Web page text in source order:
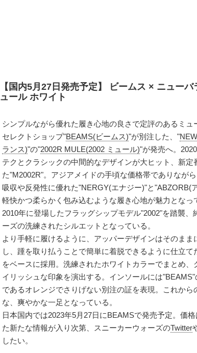
【国内5月27日発売予定】 ビームス × ニューバ
ュール ホワイト
シンプルながら優れた履き心地の良さで定評のあるミュ
セレクトショップ"BEAMS(ビームス)"が別注した、"
ランス)"の"2002R MULE(2002 ミュール)"が発売へ。
テクとクラシックの中間的なデザインが大ヒット、新定
た"M2002R"。アジアメイドの手頃な価格帯でありなが
吸収や反発性に優れた"NERGY(エナジー)"と"ABZORB(
軽快かつ柔らかく包み込むような履き心地が魅力となっ
2010年に登場したフラッグシップモデル"2002"を踏襲、
ーズの洗練されたシルエットとなっている。
より手軽に履けるように、アッパーデザインはそのまま
し、踵を取り払うことで簡単に着脱できるように仕立て
をベースに採用。洗練されたホワイトカラーでまとめ、
イリッシュな印象を演出する。インソールには
であるオレンジでさりげない別注の証を表現。これから
な、爽やかな一足となっている。
日本国内では2023年5月27日にBEAMSで発売予定。価
た新たな情報が入り次第、スニーカーウォーズのTwitter
したい。